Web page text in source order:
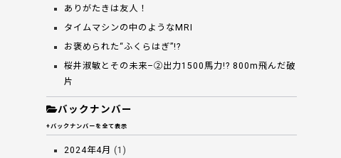
ありがたきは友人！
タイムマシンの中のようなMRI
お褒められた“ふくらはぎ”!?
桜井淑敏とその未来–②出力1500馬力!? 800m飛んだ破
片
バックナンバー
+バックナンバーを全て表示
2024年4月 (1)